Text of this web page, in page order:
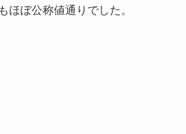
ぼ公称値通りでした。